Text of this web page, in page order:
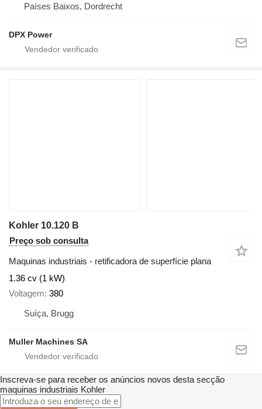
Países Baixos, Dordrecht
DPX Power
Kohler 10.120 B
Preço sob consulta
Maquinas industriais - retificadora de superfície plana
1.36 cv (1 kW)
Voltagem 380
Suíça, Brugg
Muller Machines SA
Inscreva-se para receber os anúncios novos desta secção
maquinas industriais Kohler